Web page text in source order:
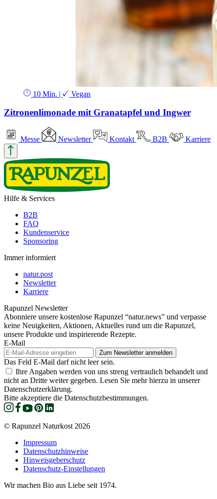
10 Min. | Vegan
Zitronenlimonade mit Granatapfel und Ingwer
Messe Newsletter Kontakt B2B Karriere
Hilfe & Services
B2B
FAQ
Kundenservice
Sponsoring
Immer informiert
natur.post
Newsletter
Karriere
Rapunzel Newsletter
Abonniere unsere kostenlose Rapunzel “natur.news” und verpasse
keine Neuigkeiten, Aktionen, Aktuelles rund um die Rapunzel,
unsere Produkte und inspirierende Rezepte.
E-Mail
Das Feld E-Mail darf nicht leer sein.
Ihre Angaben werden von uns streng vertraulich behandelt und
nicht an Dritte weiter gegeben. Lesen Sie mehr hierzu in unserer
Datenschutzerklärung.
Bitte akzeptiere die Datenschutzbestimmungen.
© Rapunzel Naturkost 2026
Impressum
Datenschutzhinweise
Hinweisgeberschutz
Datenschutz-Einstellungen
Wir machen Bio aus Liebe seit 1974.